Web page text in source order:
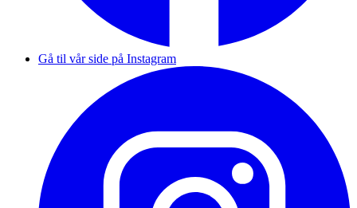
Gå til vår side på Instagram